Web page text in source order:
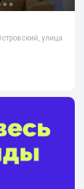
улица